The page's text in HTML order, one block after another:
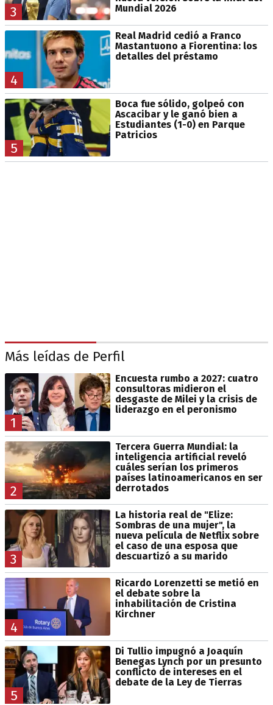
3
Mundial 2026
4
Real Madrid cedió a Franco
Mastantuono a Fiorentina: los
detalles del préstamo
5
Boca fue sólido, golpeó con
Ascacibar y le ganó bien a
Estudiantes (1-0) en Parque
Patricios
Más leídas de Perfil
1
Encuesta rumbo a 2027: cuatro
consultoras midieron el
desgaste de Milei y la crisis de
liderazgo en el peronismo
2
Tercera Guerra Mundial: la
inteligencia artificial reveló
cuáles serían los primeros
países latinoamericanos en ser
derrotados
3
La historia real de "Elize:
Sombras de una mujer", la
nueva película de Netflix sobre
el caso de una esposa que
descuartizó a su marido
4
Ricardo Lorenzetti se metió en
el debate sobre la
inhabilitación de Cristina
Kirchner
5
Di Tullio impugnó a Joaquín
Benegas Lynch por un presunto
conflicto de intereses en el
debate de la Ley de Tierras